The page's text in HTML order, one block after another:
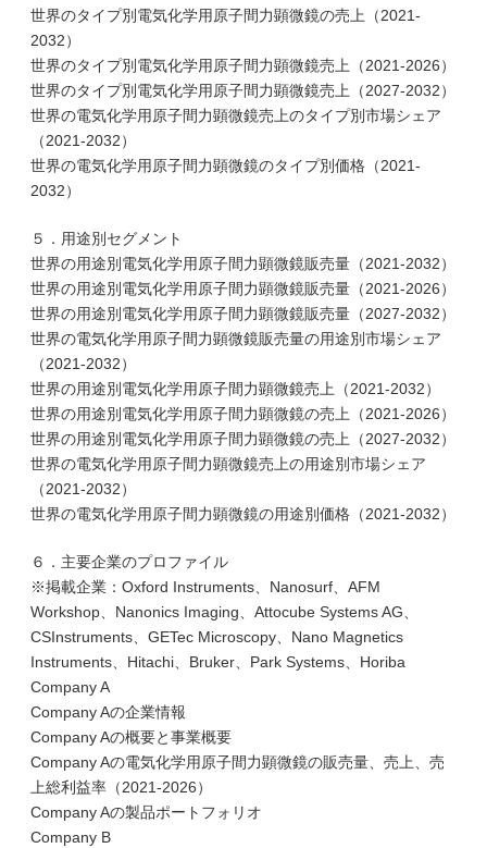
世界のタイプ別電気化学用原子間力顕微鏡の売上（2021-
2032）
世界のタイプ別電気化学用原子間力顕微鏡売上（2021-2026）
世界のタイプ別電気化学用原子間力顕微鏡売上（2027-2032）
世界の電気化学用原子間力顕微鏡売上のタイプ別市場シェア
（2021-2032）
世界の電気化学用原子間力顕微鏡のタイプ別価格（2021-
2032）
５．用途別セグメント
世界の用途別電気化学用原子間力顕微鏡販売量（2021-2032）
世界の用途別電気化学用原子間力顕微鏡販売量（2021-2026）
世界の用途別電気化学用原子間力顕微鏡販売量（2027-2032）
世界の電気化学用原子間力顕微鏡販売量の用途別市場シェア
（2021-2032）
世界の用途別電気化学用原子間力顕微鏡売上（2021-2032）
世界の用途別電気化学用原子間力顕微鏡の売上（2021-2026）
世界の用途別電気化学用原子間力顕微鏡の売上（2027-2032）
世界の電気化学用原子間力顕微鏡売上の用途別市場シェア
（2021-2032）
世界の電気化学用原子間力顕微鏡の用途別価格（2021-2032）
６．主要企業のプロファイル
※掲載企業：Oxford Instruments、Nanosurf、AFM
Workshop、Nanonics Imaging、Attocube Systems AG、
CSInstruments、GETec Microscopy、Nano Magnetics
Instruments、Hitachi、Bruker、Park Systems、Horiba
Company A
Company Aの企業情報
Company Aの概要と事業概要
Company Aの電気化学用原子間力顕微鏡の販売量、売上、売
上総利益率（2021-2026）
Company Aの製品ポートフォリオ
Company B